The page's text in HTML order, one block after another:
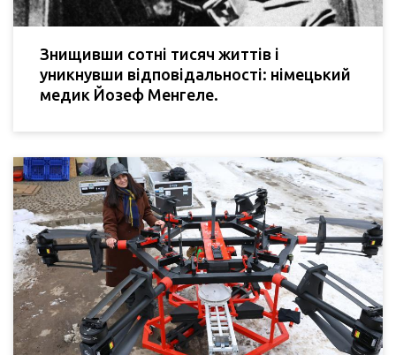
Знищивши сотні тисяч життів і
уникнувши відповідальності: німецький
медик Йозеф Менгеле.